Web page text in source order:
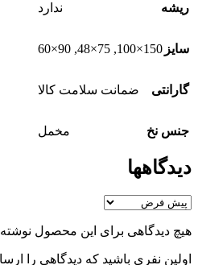
ریشه ندارد
سایز 150×100
,
75×48
,
90×60
گارانتی ضمانت سلامت کالا
جنس نخ مخمل
دیدگاهها
هیچ دیدگاهی برای این محصول
اولین نفری باشید که دیدگاهی را